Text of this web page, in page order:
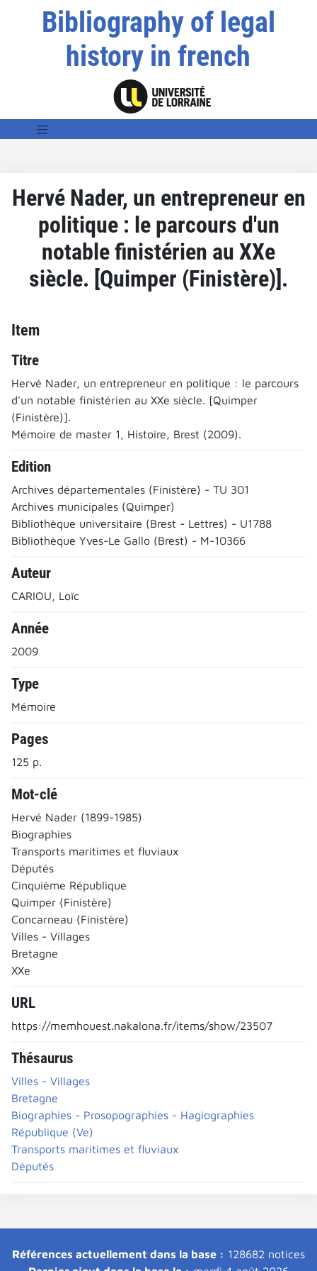
Bibliography of legal
history in french
Hervé Nader, un entrepreneur en
politique : le parcours d'un
notable finistérien au XXe
siècle. [Quimper (Finistère)].
Item
Titre
Hervé Nader, un entrepreneur en politique : le parcours
d'un notable finistérien au XXe siècle. [Quimper
(Finistère)].
Mémoire de master 1, Histoire, Brest (2009).
Edition
Archives départementales (Finistère) - TU 301
Archives municipales (Quimper)
Bibliothèque universitaire (Brest - Lettres) - U1788
Bibliothèque Yves-Le Gallo (Brest) - M-10366
Auteur
CARIOU, Loïc
Année
2009
Type
Mémoire
Pages
125 p.
Mot-clé
Hervé Nader (1899-1985)
Biographies
Transports maritimes et fluviaux
Députés
Cinquième République
Quimper (Finistère)
Concarneau (Finistère)
Villes - Villages
Bretagne
XXe
URL
https://memhouest.nakalona.fr/items/show/23507
Thésaurus
Villes - Villages
Bretagne
Biographies - Prosopographies - Hagiographies
République (Ve)
Transports maritimes et fluviaux
Députés
Références actuellement dans la base : 128682 notices